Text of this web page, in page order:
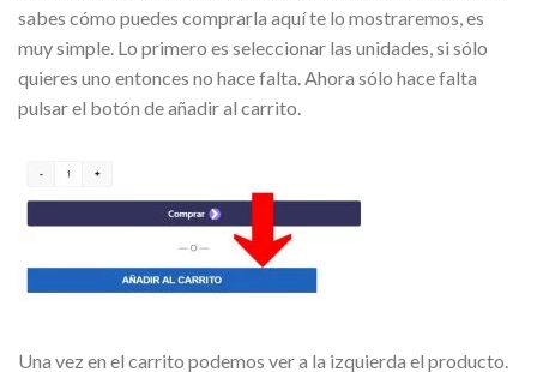
sabes cómo puedes comprarla aquí te lo mostraremos, es
muy simple. Lo primero es seleccionar las unidades, si sólo
quieres uno entonces no hace falta. Ahora sólo hace falta
pulsar el botón de añadir al carrito.
Una vez en el carrito podemos ver a la izquierda el producto.